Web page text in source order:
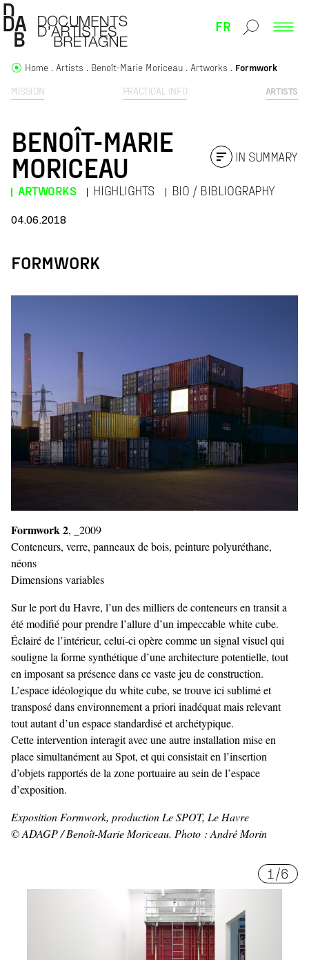
FR
MISSION PRACTICAL INFO ARTISTS
Home Artists Benoît-Marie Moriceau Artworks Formwork
BENOÎT-MARIE
MORICEAU
ARTWORKS HIGHLIGHTS BIO / BIBLIOGRAPHY
IN SUMMARY
04.06.2018
FORMWORK
Formwork 2, _2009
Conteneurs, verre, panneaux de bois, peinture polyuréthane,
néons
Dimensions variables
Sur le port du Havre, l’un des milliers de conteneurs en transit a
été modifié pour prendre l’allure d’un impeccable white cube.
Éclairé de l’intérieur, celui-ci opère comme un signal visuel qui
souligne la forme synthétique d’une architecture potentielle, tout
en imposant sa présence dans ce vaste jeu de construction.
L’espace idéologique du white cube, se trouve ici sublimé et
transposé dans environnement a priori inadéquat mais relevant
tout autant d’un espace standardisé et archétypique.
Cette intervention interagit avec une autre installation mise en
place simultanément au Spot, et qui consistait en l’insertion
d’objets rapportés de la zone portuaire au sein de l’espace
d’exposition.
Exposition Formwork, production Le SPOT, Le Havre
© ADAGP / Benoît-Marie Moriceau. Photo : André Morin
1 /6